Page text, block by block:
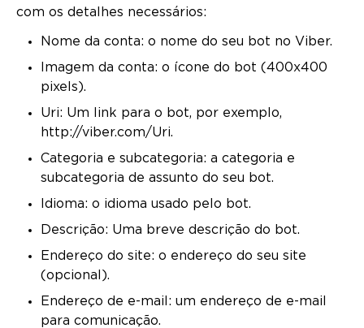
com os detalhes necessários:
Nome da conta: o nome do seu bot no Viber.
Imagem da conta: o ícone do bot (400x400
pixels).
Uri: Um link para o bot, por exemplo,
http://viber.com/Uri.
Categoria e subcategoria: a categoria e
subcategoria de assunto do seu bot.
Idioma: o idioma usado pelo bot.
Descrição: Uma breve descrição do bot.
Endereço do site: o endereço do seu site
(opcional).
Endereço de e-mail: um endereço de e-mail
para comunicação.